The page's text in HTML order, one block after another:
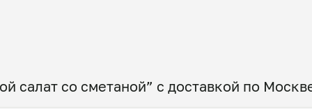
салат со сметаной” с доставкой по